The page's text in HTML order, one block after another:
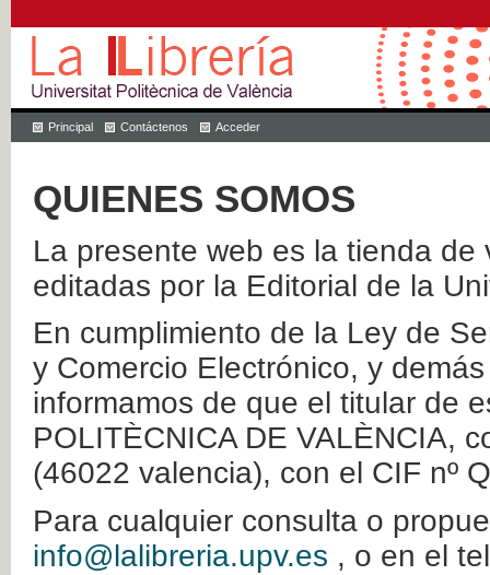
Principal Contáctenos Acceder
QUIENES SOMOS
La presente web es la tienda
editadas por la Editorial de la
En cumplimiento de la Ley de
y Comercio Electrónico, y
informamos de que el titular de
POLITÈCNICA DE VALÈNCIA,
(46022 valencia), con el CIF nº
Para cualquier consulta o
info@lalibreria.upv.es , o en el